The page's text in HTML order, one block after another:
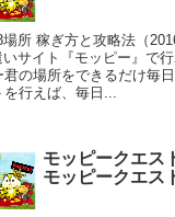
所 稼ぎ方と攻略法（
サイト『モッピー』で
の場所をできるだけ毎
行えば、毎日...
モッピークエス
モッピークエス